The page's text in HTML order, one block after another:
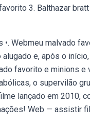
3. Balthazar
•. Webmeu malvado
e, após o
favorito e minions e
o supervilão
lançado em 2010,
Web — assistir